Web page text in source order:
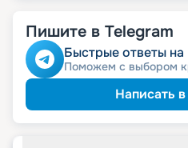
Пишите в Telegram
Быстрые ответы
Поможем с выбором
Написать